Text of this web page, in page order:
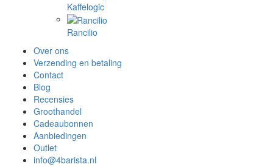
Kaffelogic
Rancilio
Over ons
Verzending en betaling
Contact
Blog
Recensies
Groothandel
Cadeaubonnen
Aanbiedingen
Outlet
info@4barista.nl